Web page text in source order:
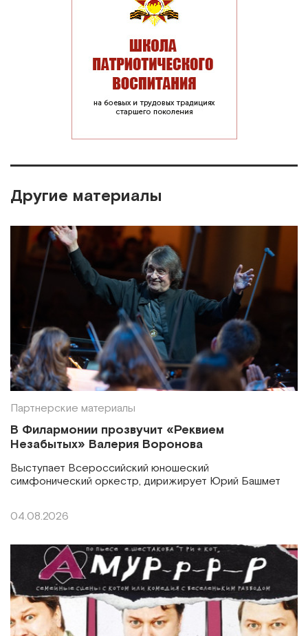
Другие материалы
Партнерские материалы
В Филармонии прозвучит «Реквием
Незабытых» Валерия Воронова
Выступает Всероссийский юношеский
симфонический оркестр, дирижирует Юрий Башмет
04.08.2026